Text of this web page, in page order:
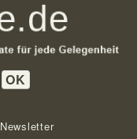
OK
Newsletter